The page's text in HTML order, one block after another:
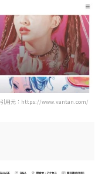
引用元：https://www.vantan.com/